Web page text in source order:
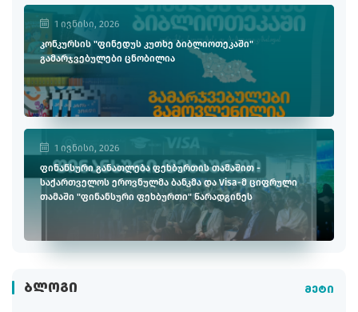
1 ივნისი, 2026
კონკურსის "ფინედუს კუთხე ბიბლიოთეკაში"
გამარჯვებულები ცნობილია
1 ივნისი, 2026
ფინანსური განათლება ფეხბურთის თამაშით -
საქართველოს ეროვნულმა ბანკმა და Visa-მ ციფრული
თამაში "ფინანსური ფეხბურთი" წარადგინეს
ᲑᲚᲝᲒᲘ მეტი